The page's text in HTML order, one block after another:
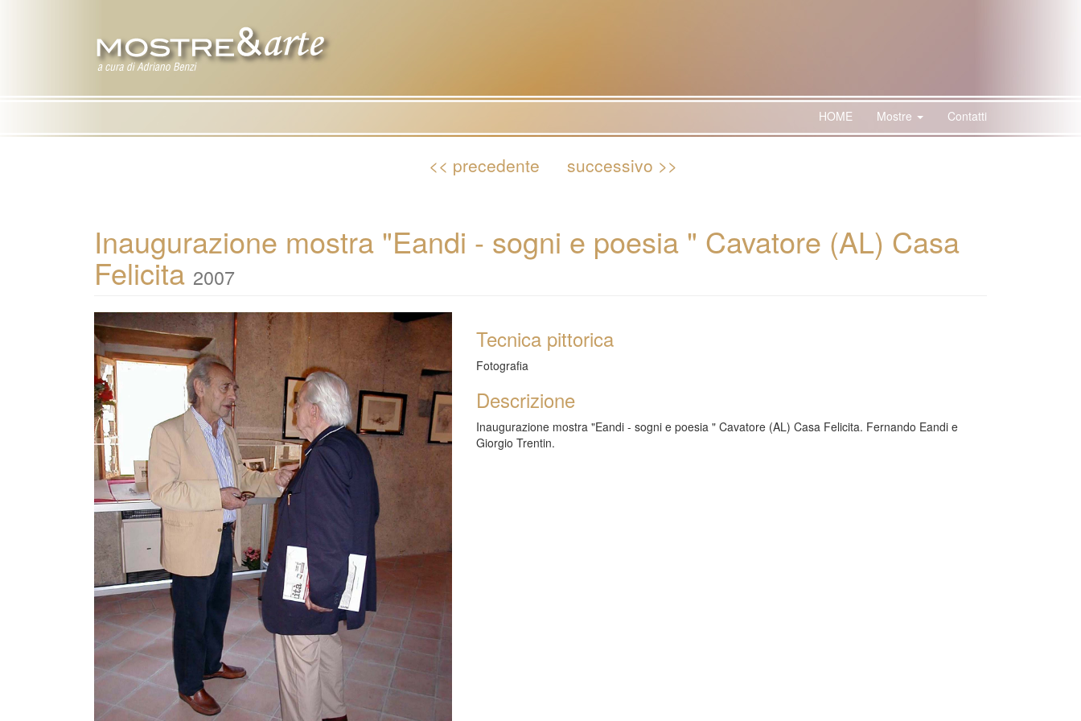
HOME Mostre Contatti
<< precedente successivo >>
Inaugurazione mostra "Eandi - sogni e poesia " Cavatore (AL) Casa
Felicita 2007
Tecnica pittorica
Fotografia
Descrizione
Inaugurazione mostra "Eandi - sogni e poesia " Cavatore (AL) Casa Felicita. Fernando Eandi e
Giorgio Trentin.